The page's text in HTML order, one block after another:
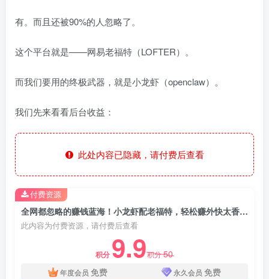
有。而且还被90%的人忽略了。
这个平台就是——网易老福特（LOFTER）。
而我们要用的终极武器，就是小龙虾（openclaw）。
我们先来看看后台收益：
此处内容已隐藏，请付费后查看
全网都忽略的赚钱蓝海！小龙虾配老福特，轻松赚外快太香了！有手就能干！
此内容为付费资源，请付费后查看
积分 9.9积分50
年度会员 免费 永久会员 免费
付费资源